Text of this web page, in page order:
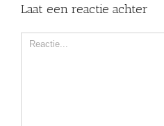
Laat een reactie achter
Comment